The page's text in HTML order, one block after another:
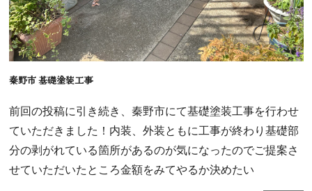
秦野市 基礎塗装工事
前回の投稿に引き続き、秦野市にて基礎塗装工事を行わせ
ていただきました！内装、外装ともに工事が終わり基礎部
分の剥がれている箇所があるのが気になったのでご提案さ
せていただいたところ金額をみてやるか決めたい